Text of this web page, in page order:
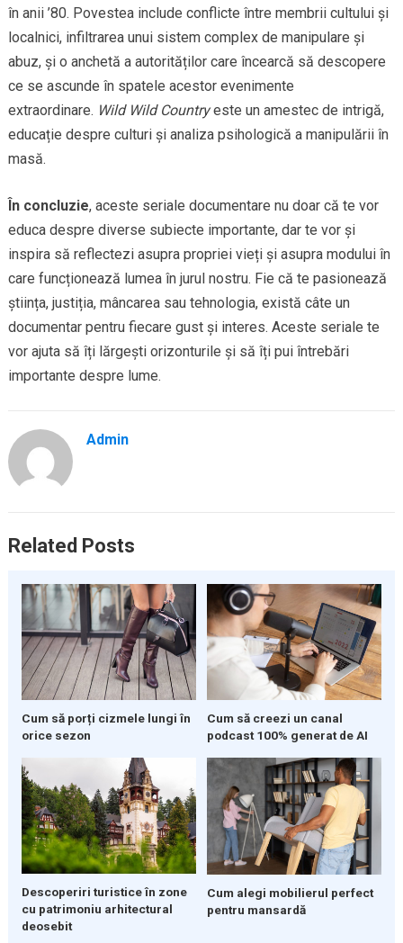
în anii ’80. Povestea include conflicte între membrii cultului și
localnici, infiltrarea unui sistem complex de manipulare și
abuz, și o anchetă a autorităților care încearcă să descopere
ce se ascunde în spatele acestor evenimente
extraordinare. Wild Wild Countryeste un amestec de intrigă,
educație despre culturi și analiza psihologică a manipulării în
masă.
În concluzie, aceste seriale documentare nu doar că te vor
educa despre diverse subiecte importante, dar te vor și
inspira să reflectezi asupra propriei vieți și asupra modului în
care funcționează lumea în jurul nostru. Fie că te pasionează
știința, justiția, mâncarea sau tehnologia, există câte un
documentar pentru fiecare gust și interes. Aceste seriale te
vor ajuta să îți lărgești orizonturile și să îți pui întrebări
importante despre lume.
Admin
Related Posts
Cum să porți cizmele lungi în
orice sezon
Cum să creezi un canal
podcast 100% generat de AI
Descoperiri turistice în zone
cu patrimoniu arhitectural
deosebit
Cum alegi mobilierul perfect
pentru mansardă